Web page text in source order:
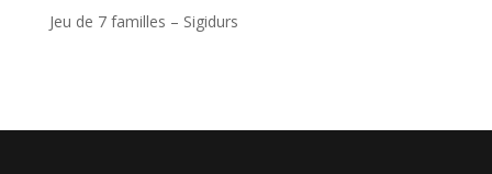
Jeu de 7 familles – Sigidurs